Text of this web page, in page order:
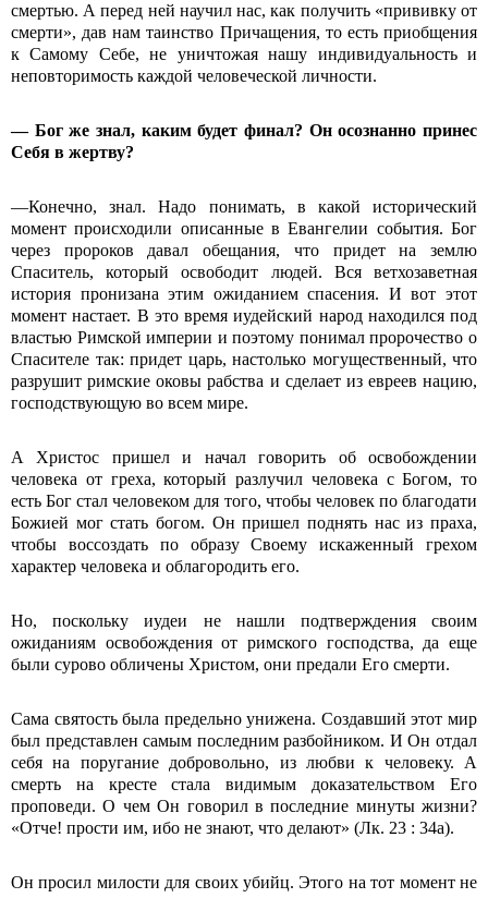
смертью. А перед ней научил нас, как получить «прививку от
смерти», дав нам таинство Причащения, то есть приобщения
к Самому Себе, не уничтожая нашу индивидуальность и
неповторимость каждой человеческой личности.
— Бог же знал, каким будет финал? Он осознанно принес
Себя в жертву?
—Конечно, знал. Надо понимать, в какой исторический
момент происходили описанные в Евангелии события. Бог
через пророков давал обещания, что придет на землю
Спаситель, который освободит людей. Вся ветхозаветная
история пронизана этим ожиданием спасения. И вот этот
момент настает. В это время иудейский народ находился под
властью Римской империи и поэтому понимал пророчество о
Спасителе так: придет царь, настолько могущественный, что
разрушит римские оковы рабства и сделает из евреев нацию,
господствующую во всем мире.
А Христос пришел и начал говорить об освобождении
человека от греха, который разлучил человека с Богом, то
есть Бог стал человеком для того, чтобы человек по благодати
Божией мог стать богом. Он пришел поднять нас из праха,
чтобы воссоздать по образу Своему искаженный грехом
характер человека и облагородить его.
Но, поскольку иудеи не нашли подтверждения своим
ожиданиям освобождения от римского господства, да еще
были сурово обличены Христом, они предали Его смерти.
Сама святость была предельно унижена. Создавший этот мир
был представлен самым последним разбойником. И Он отдал
себя на поругание добровольно, из любви к человеку. А
смерть на кресте стала видимым доказательством Его
проповеди. О чем Он говорил в последние минуты жизни?
«Отче! прости им, ибо не знают, что делают» (Лк. 23 : 34а).
Он просил милости для своих убийц. Этого на тот момент не